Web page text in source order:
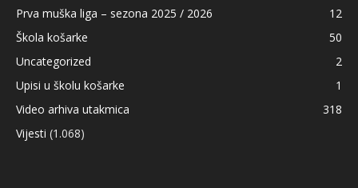
Prva muška liga – sezona 2025 / 2026
12
Škola košarke
50
Uncategorized
2
Upisi u školu košarke
1
Video arhiva utakmica
318
Vijesti (1.068)